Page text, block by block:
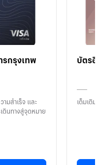
รกรุงเทพ
มสำเร็จ และ
นทางสู่จุดหมาย
บัตร
เต็มเติ